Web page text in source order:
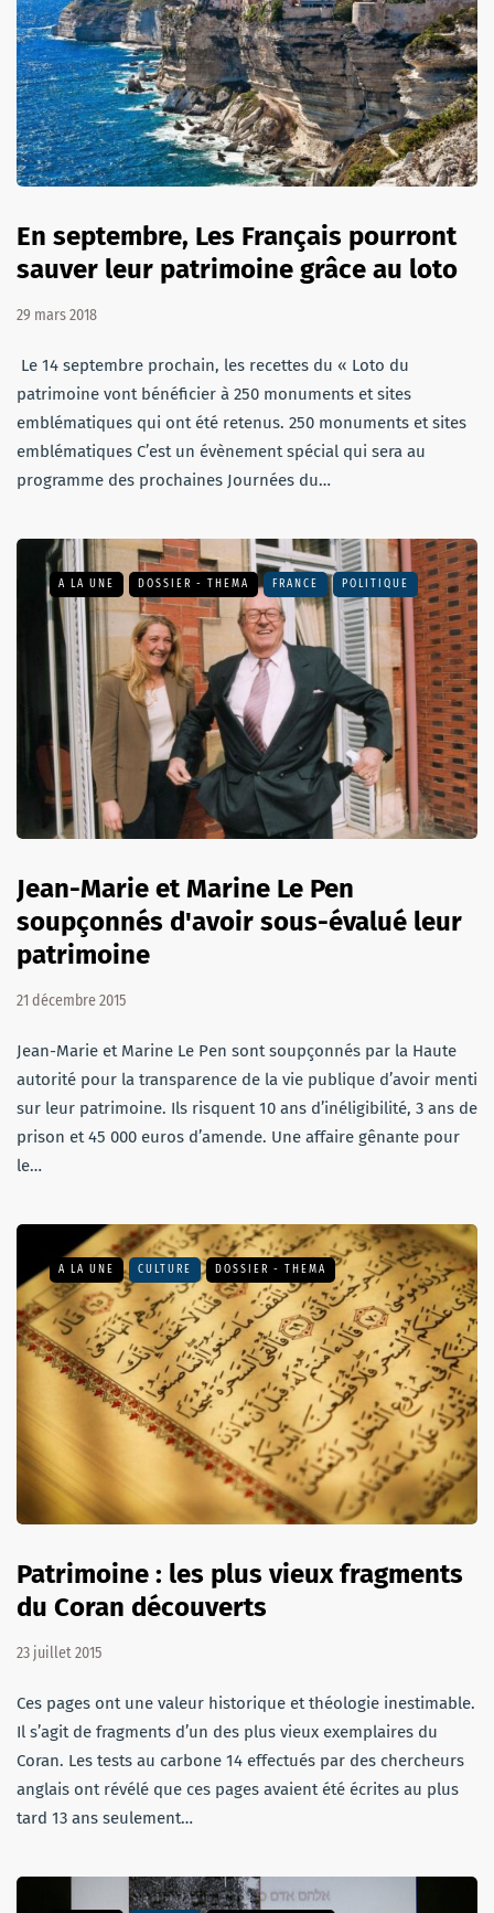
En septembre, Les Français pourront
sauver leur patrimoine grâce au loto
29 mars 2018
Le 14 septembre prochain, les recettes du « Loto du
patrimoine vont bénéficier à 250 monuments et sites
emblématiques qui ont été retenus. 250 monuments et sites
emblématiques C’est un évènement spécial qui sera au
programme des prochaines Journées du…
A LA UNE DOSSIER - THEMA FRANCE POLITIQUE
Jean-Marie et Marine Le Pen
soupçonnés d'avoir sous-évalué leur
patrimoine
21 décembre 2015
Jean-Marie et Marine Le Pen sont soupçonnés par la Haute
autorité pour la transparence de la vie publique d’avoir menti
sur leur patrimoine. Ils risquent 10 ans d’inéligibilité, 3 ans de
prison et 45 000 euros d’amende. Une affaire gênante pour
le…
A LA UNE CULTURE DOSSIER - THEMA
Patrimoine : les plus vieux fragments
du Coran découverts
23 juillet 2015
Ces pages ont une valeur historique et théologie inestimable.
Il s’agit de fragments d’un des plus vieux exemplaires du
Coran. Les tests au carbone 14 effectués par des chercheurs
anglais ont révélé que ces pages avaient été écrites au plus
tard 13 ans seulement…